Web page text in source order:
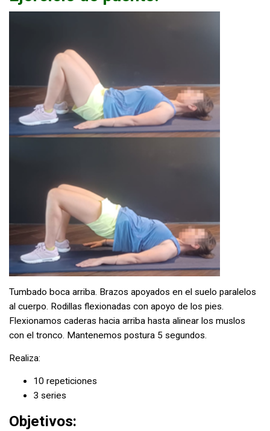
Tumbado boca arriba. Brazos apoyados en el suelo paralelos
al cuerpo. Rodillas flexionadas con apoyo de los pies.
Flexionamos caderas hacia arriba hasta alinear los muslos
con el tronco. Mantenemos postura 5 segundos.
Realiza:
10 repeticiones
3 series
Objetivos: